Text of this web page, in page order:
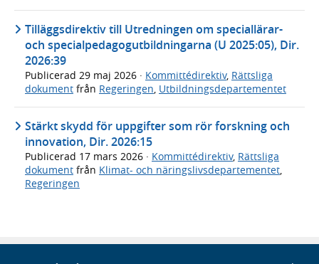
Tilläggsdirektiv till Utredningen om speciallärar-
och specialpedagogutbildningarna (U 2025:05), Dir.
2026:39
Publicerad 29 maj 2026 · Kommittédirektiv, Rättsliga
dokument från Regeringen, Utbildningsdepartementet
Stärkt skydd för uppgifter som rör forskning och
innovation, Dir. 2026:15
Publicerad 17 mars 2026 · Kommittédirektiv, Rättsliga
dokument från Klimat- och näringslivsdepartementet,
Regeringen